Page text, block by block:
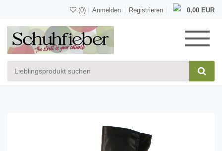
(0) Anmelden Registrieren 0,00 EUR